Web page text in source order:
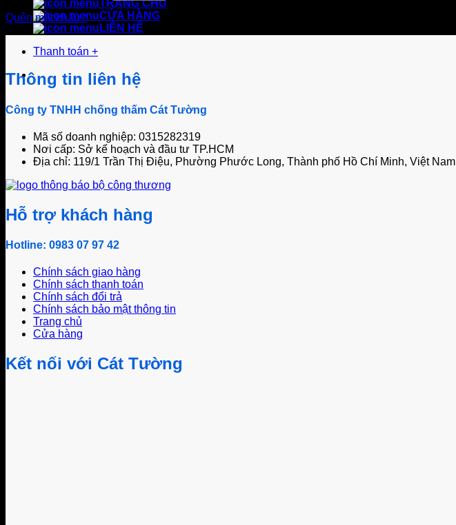
TRANG CHỦ
CỬA HÀNG
LIÊN HỆ
Thanh toán +
Quên mật khẩu?
Thông tin liên hệ
Công ty TNHH chống thấm Cát Tường
Mã số doanh nghiệp: 0315282319
Nơi cấp: Sở kế hoạch và đầu tư TP.HCM
Địa chỉ: 119/1 Trần Thị Điệu, Phường Phước Long, Thành phố Hồ Chí Minh, Việt Nam
Hỗ trợ khách hàng
Hotline: 0983 07 97 42
Chính sách giao hàng
Chính sách thanh toán
Chính sách đổi trả
Chính sách bảo mật thông tin
Trang chủ
Cửa hàng
Kết nối với Cát Tường